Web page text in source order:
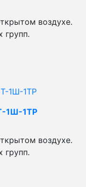
воздухе.
групп.
1Ш-1ТР
воздухе.
групп.